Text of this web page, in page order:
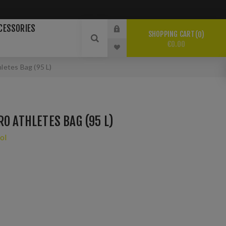
SHOPPING CART 0
€0.00
Bag (95 L)
ATHLETES BAG (95 L)